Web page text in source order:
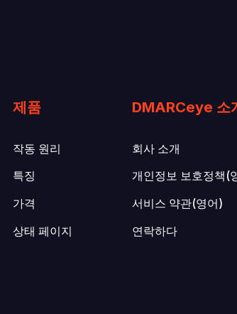
제품
작동 원리
특징
가격
상태 페이지
DMARCeye 소
회사 소개
개인정보 보호정책(
서비스 약관(영어)
연락하다